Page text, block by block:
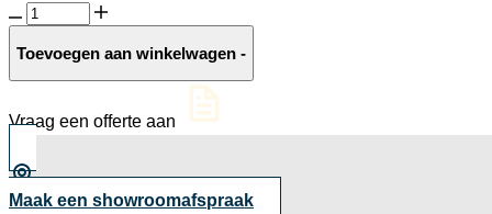
Verano
10MM
Sand
Toevoegen aan winkelwagen -
Vraag een offerte aan
Maak een showroomafspraak